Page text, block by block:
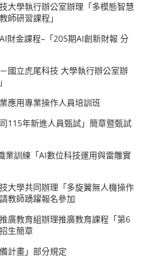
大學執行辦公室辦理「多模態智慧
師研習課程」
財金課程–「205期AI創新財報 分
國立虎尾科技 大學執行辦公室辦
應用專業操作人員培訓班
115年新進人員甄試」簡章暨甄試
業訓練「AI數位科技運用與雷雕實
大學共同辦理「多旋翼無人機操作
教師踴躍報名參加
廣教育組辦理推廣教育課程「第6
生簡章
計畫」部分規定